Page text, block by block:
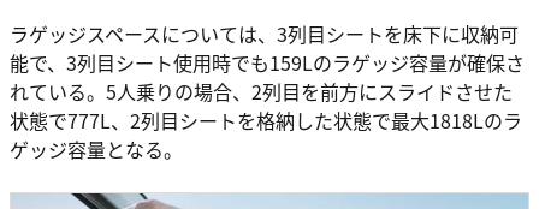
ラゲッジスペースについては、3列目シートを床下に収納可
能で、3列目シート使用時でも159Lのラゲッジ容量が確保さ
れている。5人乗りの場合、2列目を前方にスライドさせた
状態で777L、2列目シートを格納した状態で最大1818Lのラ
ゲッジ容量となる。